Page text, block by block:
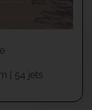
| 54 jets